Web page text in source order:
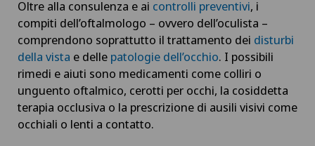
Babymoon presso Swiss Medical Network
Calcificazione della spalla
Cancro alla prostata (carcinoma prostatico)
Oltre alla consulenza e ai controlli preventivi, i
compiti dell’oftalmologo – ovvero dell’oculista –
comprendono soprattutto il trattamento dei disturbi
della vista e delle patologie dell’occhio. I possibili
rimedi e aiuti sono medicamenti come colliri o
unguento oftalmico, cerotti per occhi, la cosiddetta
terapia occlusiva o la prescrizione di ausili visivi come
occhiali o lenti a contatto.